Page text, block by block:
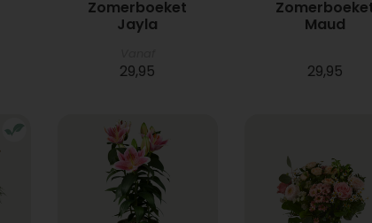
Zomerboeket
Jayla
29,95
Maud
29,95